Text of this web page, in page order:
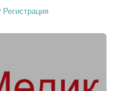
Регистрация